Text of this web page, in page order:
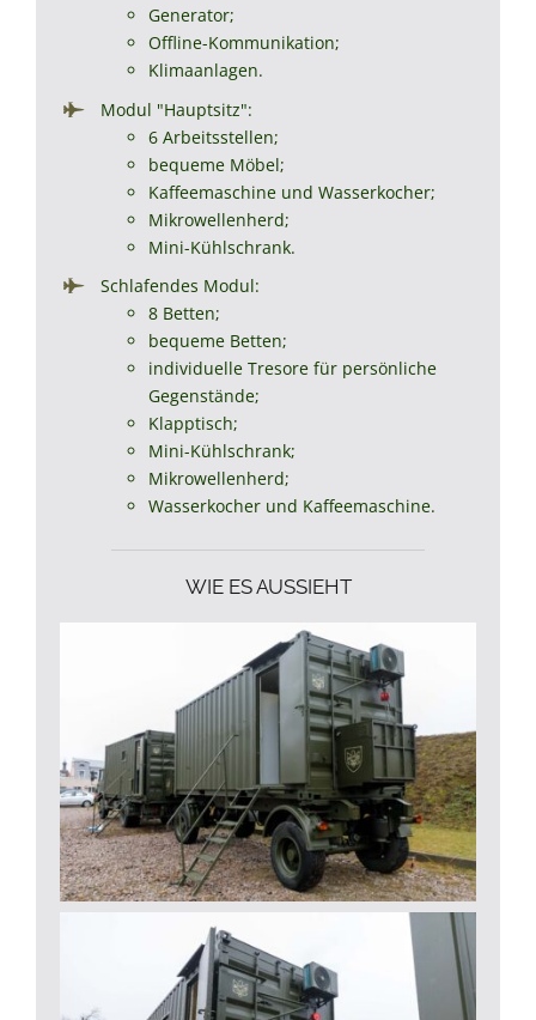
Generator;
Offline-Kommunikation;
Klimaanlagen.
Modul "Hauptsitz":
6 Arbeitsstellen;
bequeme Möbel;
Kaffeemaschine und Wasserkocher;
Mikrowellenherd;
Mini-Kühlschrank.
Schlafendes Modul:
8 Betten;
bequeme Betten;
individuelle Tresore für persönliche
Gegenstände;
Klapptisch;
Mini-Kühlschrank;
Mikrowellenherd;
Wasserkocher und Kaffeemaschine.
WIE ES AUSSIEHT